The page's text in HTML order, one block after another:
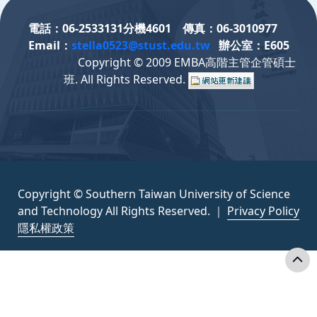
電話： 06-2533131分機4601 傳真：06-3010977
Email ： stella0523@stust.edu.tw辦公室： E605
Copyright © 2009 EMBA高階主管企管碩士
班. All Rights Reserved.
Copyright © Southern Taiwan University of Science
and Technology All Rights Reserved. ｜ Privacy Policy
隱私權政策